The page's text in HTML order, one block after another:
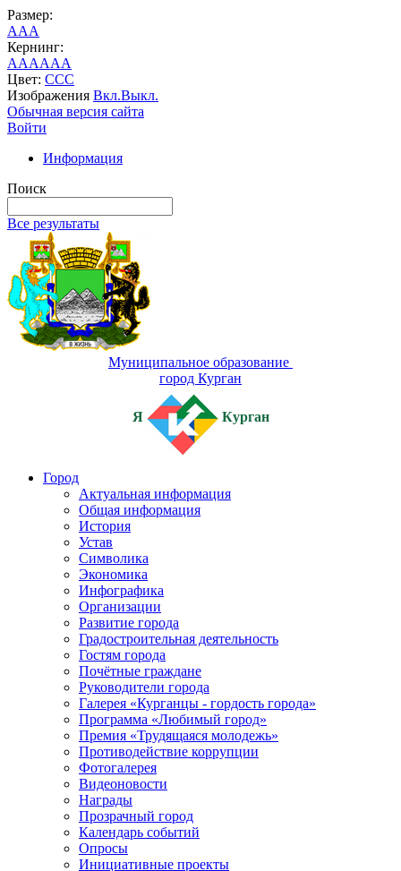
Размер:
AAA
Кернинг:
AAAAAA
Цвет: CCC
Изображения Вкл.Выкл.
Обычная версия сайта
Войти
Информация
Поиск
Все результаты
Муниципальное образование
город Курган
Я Курган
Город
Актуальная информация
Общая информация
История
Устав
Символика
Экономика
Инфографика
Организации
Развитие города
Градостроительная деятельность
Гостям города
Почётные граждане
Руководители города
Галерея «Курганцы - гордость города»
Программа «Любимый город»
Премия «Трудящаяся молодежь»
Противодействие коррупции
Фотогалерея
Видеоновости
Награды
Прозрачный город
Календарь событий
Опросы
Инициативные проекты